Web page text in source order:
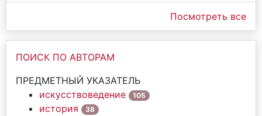
Посмотреть все
ПОИСК ПО АВТОРАМ
ПРЕДМЕТНЫЙ УКАЗАТЕЛЬ
искусствоведение
105
история 38